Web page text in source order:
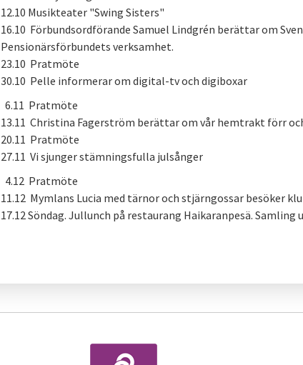
12.10 Musikteater "Swing Sisters"
16.10 Förbundsordförande Samuel Lindgrén berättar om
Pensionärsförbundets verksamhet.
23.10 Pratmöte
30.10 Pelle informerar om digital-tv och digiboxar
6.11 Pratmöte
13.11 Christina Fagerström berättar om vår hemtrakt förr
20.11 Pratmöte
27.11 Vi sjunger stämningsfulla julsånger
4.12 Pratmöte
11.12 Mymlans Lucia med tärnor och stjärngossar besöker
17.12 Söndag. Jullunch på restaurang Haikaranpesä. Samling